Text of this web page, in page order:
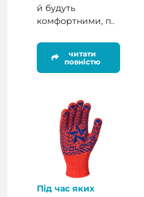
й будуть
комфортними, п..
читати
повністю
Під час яких